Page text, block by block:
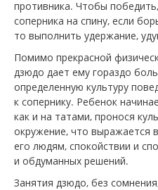
противника. Чтобы
соперника на спину, если
то выполнить удержание,
Помимо прекрасной
дзюдо дает ему гораздо
определенную культуру
к сопернику. Ребенок
как и на татами, пронося
окружение, что выражается
его людям, спокойствии и
и обдуманных решений.
Занятия дзюдо, без